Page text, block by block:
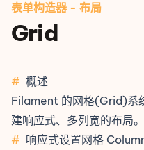
表单构造器 - 布局
Grid
# 概述
Filament 的网格(Grid)系
建响应式、多列宽的布局。
# 响应式设置网格